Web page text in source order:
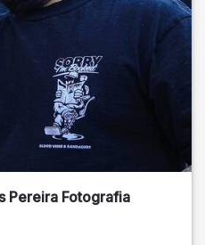
Pereira Fotografia